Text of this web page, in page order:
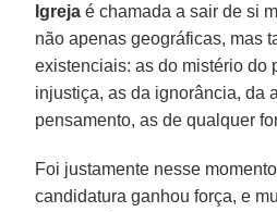
Igreja é chamada a sair de si
não apenas geográficas, mas
existenciais: as do mistério do
injustiça, as da ignorância, da
pensamento, as de qualquer
Foi justamente nesse
candidatura ganhou força, e